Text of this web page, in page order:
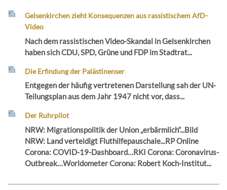
Gelsenkirchen zieht Konsequenzen aus rassistischem AfD-
Video
Nach dem rassistischen Video-Skandal in Gelsenkirchen
haben sich CDU, SPD, Grüne und FDP im Stadtrat...
Die Erfindung der Palästinenser
Entgegen der häufig vertretenen Darstellung sah der UN-
Teilungsplan aus dem Jahr 1947 nicht vor, dass...
Der Ruhrpilot
NRW: Migrationspolitik der Union „erbärmlich“...Bild
NRW: Land verteidigt Fluthilfepauschale...RP Online
Corona: COVID-19-Dashboard…RKI Corona: Coronavirus-
Outbreak…Worldometer Corona: Robert Koch-Institut...